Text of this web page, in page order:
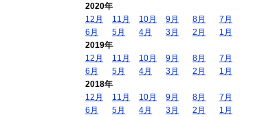
2020年
12月
11月 10月 9月 8月
7月
6月
5月 4月 3月 2月
1月
2019年
12月
11月 10月 9月 8月
7月
6月
5月 4月 3月 2月
1月
2018年
12月
11月 10月 9月 8月
7月
6月
5月 4月 3月 2月
1月